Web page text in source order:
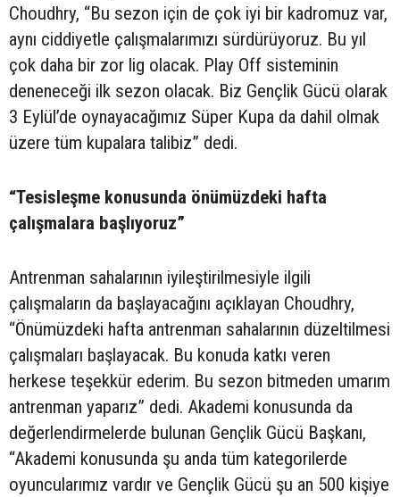
Choudhry, “Bu sezon için de çok iyi bir kadromuz var,
aynı ciddiyetle çalışmalarımızı sürdürüyoruz. Bu yıl
çok daha bir zor lig olacak. Play Off sisteminin
deneneceği ilk sezon olacak. Biz Gençlik Gücü olarak
3 Eylül’de oynayacağımız Süper Kupa da dahil olmak
üzere tüm kupalara talibiz” dedi.
“Tesisleşme konusunda önümüzdeki hafta
çalışmalara başlıyoruz”
Antrenman sahalarının iyileştirilmesiyle ilgili
çalışmaların da başlayacağını açıklayan Choudhry,
“Önümüzdeki hafta antrenman sahalarının düzeltilmesi
çalışmaları başlayacak. Bu konuda katkı veren
herkese teşekkür ederim. Bu sezon bitmeden umarım
antrenman yaparız” dedi. Akademi konusunda da
değerlendirmelerde bulunan Gençlik Gücü Başkanı,
“Akademi konusunda şu anda tüm kategorilerde
oyuncularımız vardır ve Gençlik Gücü şu an 500 kişiye